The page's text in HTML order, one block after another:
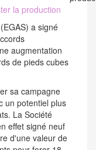
la production
a signé
augmentation
de pieds cubes
sa campagne
un potentiel plus
La Société
effet signé neuf
d'une valeur de